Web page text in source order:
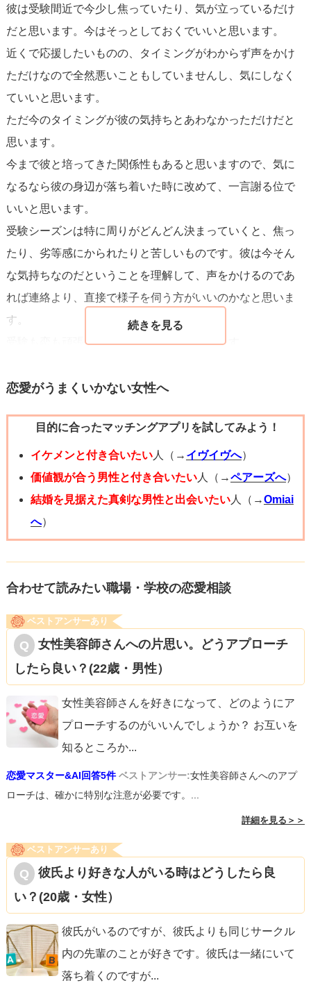
彼は受験間近で今少し焦っていたり、気が立っているだけ
だと思います。今はそっとしておくでいいと思います。
近くで応援したいものの、タイミングがわからず声をかけ
ただけなので全然悪いこともしていませんし、気にしなく
ていいと思います。
ただ今のタイミングが彼の気持ちとあわなかっただけだと
思います。
今まで彼と培ってきた関係性もあると思いますので、気に
なるなら彼の身辺が落ち着いた時に改めて、一言謝る位で
いいと思います。
受験シーズンは特に周りがどんどん決まっていくと、焦っ
たり、劣等感にかられたりと苦しいものです。彼は今そん
な気持ちなのだということを理解して、声をかけるのであ
れば連絡より、直接で様子を伺う方がいいのかなと思いま
す。
受験も恋も頑張ってください。応援しています。
恋愛がうまくいかない女性へ
目的に合ったマッチングアプリを試してみよう！
イケメンと付き合いたい人（→ イヴイヴへ）
価値観が合う男性と付き合いたい人（→ペアーズへ）
結婚を見据えた真剣な男性と出会いたい人（→Omiai
へ）
合わせて読みたい職場・学校の恋愛相談
ベストアンサーあり
女性美容師さんへの片思い。どうアプローチ
したら良い？(22歳・男性）
女性美容師さんを好きになって、どのようにア
プローチするのがいいんでしょうか？ お互いを
知るところか...
恋愛マスター&AI回答5件 ベストアンサー:女性美容師さんへのアプ
ローチは、確かに特別な注意が必要です。...
詳細を見る＞＞
ベストアンサーあり
彼氏より好きな人がいる時はどうしたら良
い？(20歳・女性）
彼氏がいるのですが、彼氏よりも同じサークル
内の先輩のことが好きです。彼氏は一緒にいて
落ち着くのですが...